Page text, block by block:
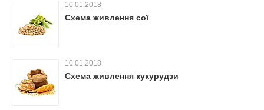
10.01.2018
Схема живлення сої
10.01.2018
Схема живлення кукурудзи